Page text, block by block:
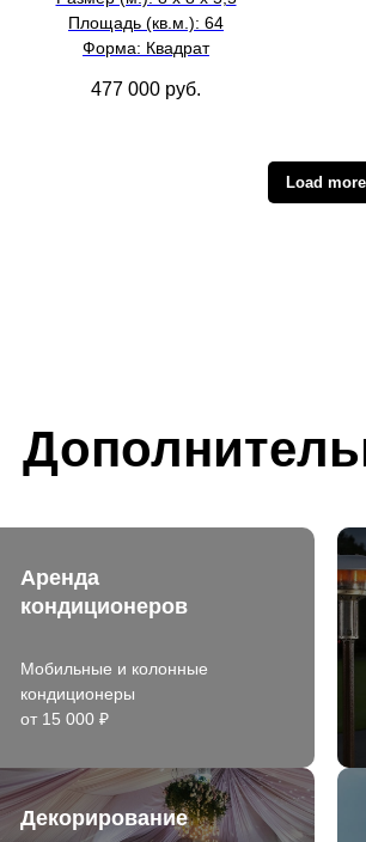
Площадь (кв.м.): 64
Форма: Квадрат
477 000 руб.
Load more
Аренда
кондиционеров
Мобильные и колонные
кондиционеры
от 15 000 ₽
Декорирование